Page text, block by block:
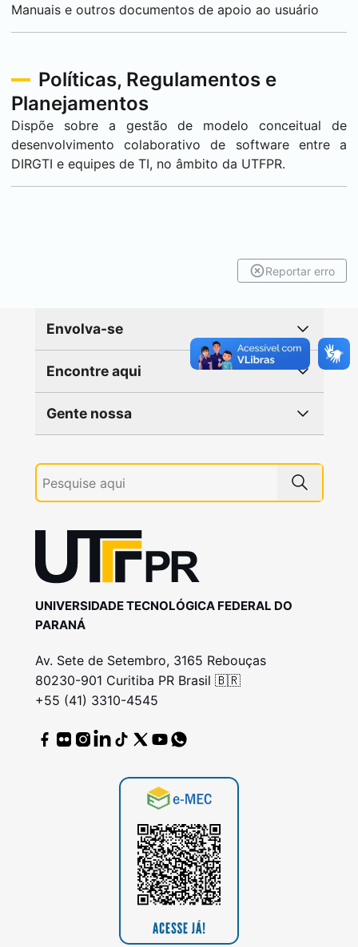
Manuais e outros documentos de apoio ao usuário
Políticas, Regulamentos e
Planejamentos
Dispõe sobre a gestão de modelo conceitual de
desenvolvimento colaborativo de software entre a
DIRGTI e equipes de TI, no âmbito da UTFPR.
Reportar erro
Envolva-se
Encontre aqui
Gente nossa
UNIVERSIDADE TECNOLÓGICA FEDERAL DO
PARANÁ
Av. Sete de Setembro, 3165 Rebouças
80230-901 Curitiba PR Brasil 🇧🇷
+55 (41) 3310-4545